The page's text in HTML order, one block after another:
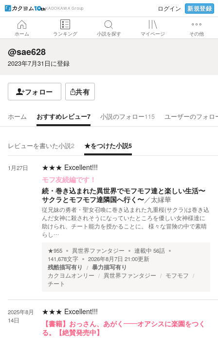
KADOKAWA Group ログイン 新規登録
ホーム ランキング 小説を探す マイページ その他
@sae628
2023年7月31日に登録
フォロー 共有
ホーム おすすめレビュー7 小説のフォロー115 ユーザーのフォロ
レビューを書いた小説2 ★をつけた小説5
1月27日 ★★★ Excellent!!!
モフ友続編です！
続・巻き込まれた異世界でモフモフ達と楽しい生活〜
サクラとモフモフ達隣国へ行く〜／太縁華
従兄妹の勇者・聖女召喚に巻き込まれた九重桜(サクラ)は巻き込
んだ女神に殺されそうになっていたところを優しい女神様達に
助けられ、チート能力を授かることに。 様々な冒険の中で素晴
らし…
★955 異世界ファンタジー 連載中 56話
141,678文字 2026年8月7日 21:00更新
残酷描写有り 暴力描写有り
カクヨムオンリー 異世界ファンタジー
モフモフ
チート
2025年8月
14日
★★★ Excellent!!!
【書籍】おっさん、あがく――オアシスに楽園をつく
る。【絶賛発売中】